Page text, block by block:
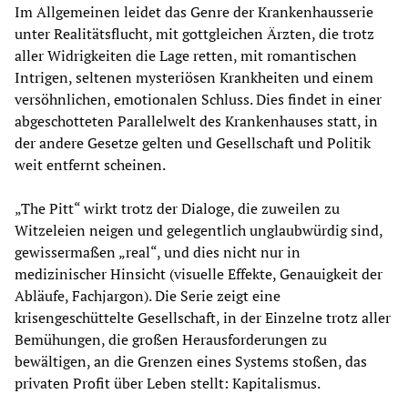
Im Allgemeinen leidet das Genre der Krankenhausserie
unter Realitätsflucht, mit gottgleichen Ärzten, die trotz
aller Widrigkeiten die Lage retten, mit romantischen
Intrigen, seltenen mysteriösen Krankheiten und einem
versöhnlichen, emotionalen Schluss. Dies findet in einer
abgeschotteten Parallelwelt des Krankenhauses statt, in
der andere Gesetze gelten und Gesellschaft und Politik
weit entfernt scheinen.
„The Pitt“ wirkt trotz der Dialoge, die zuweilen zu
Witzeleien neigen und gelegentlich unglaubwürdig sind,
gewissermaßen „real“, und dies nicht nur in
medizinischer Hinsicht (visuelle Effekte, Genauigkeit der
Abläufe, Fachjargon). Die Serie zeigt eine
krisengeschüttelte Gesellschaft, in der Einzelne trotz aller
Bemühungen, die großen Herausforderungen zu
bewältigen, an die Grenzen eines Systems stoßen, das
privaten Profit über Leben stellt: Kapitalismus.